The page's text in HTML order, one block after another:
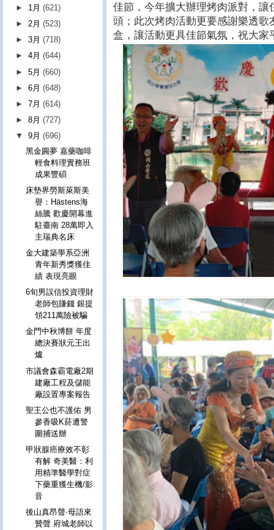
佳節，今年擴大辦理烤肉派對，
頭；此次烤肉活動更要感謝樂透
盒，讓活動更具佳節氣氛，祝大家
► 1月(621)
► 2月(523)
►3月(718)
►4月(644)
►5月(660)
►6月(648)
►7月(614)
►8月(727)
▼9月(696)
黑金圓夢 嘉藥咖啡
輕食料理實務班
成果豐碩
床墊界勞斯萊斯美
譽：Hästens海
絲騰 歡慶開幕進
駐臺南 28萬即入
主瑞典名床
金大建築學系亞洲
青年新秀獎獲佳
績 表現亮眼
6旬男誤信投資理財
老師包賺錢 銀提
領211萬險被騙
金門中秋博餅 年度
總決賽狀元王出
爐
市議會森霸電廠2期
建廠工程及儲能
廠設置專案報告
聖王公也不護佑 男
參香吸K菸遭警
圍捕送辦
甲狀腺癌療效不彰
有解 奇美醫：利
用精準醫學對症
下藥重獲生機/影
音
後山真昂聲·母語來
贊聲 府城老師以